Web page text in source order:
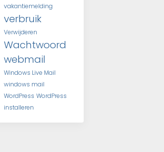
vakantiemelding
verbruik
Verwijderen
Wachtwoord
webmail
Windows Live Mail
windows mail
WordPress WordPress
installeren